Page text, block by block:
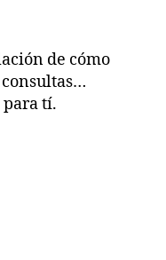
de cómo
para tí.